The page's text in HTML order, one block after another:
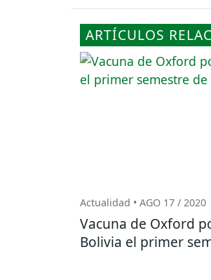
ARTÍCULOS
Actualidad • AGO 17 / 2020
Vacuna de Oxford
Bolivia el primer